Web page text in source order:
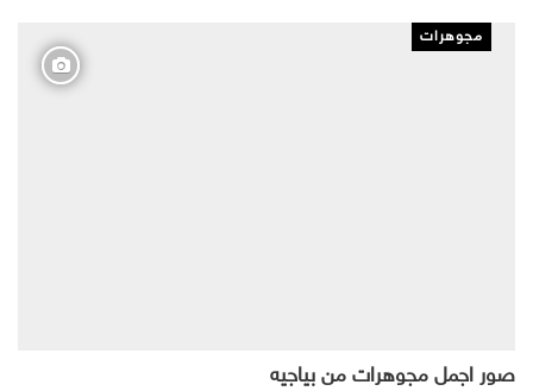
مجوهرات
صور اجمل مجوهرات من بياجيه